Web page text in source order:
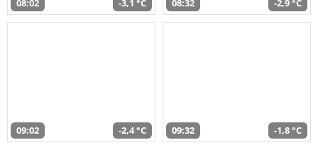
08:02 -3,1 °C 08:32 -2,9 °C
09:02 -2,4 °C 09:32 -1,8 °C